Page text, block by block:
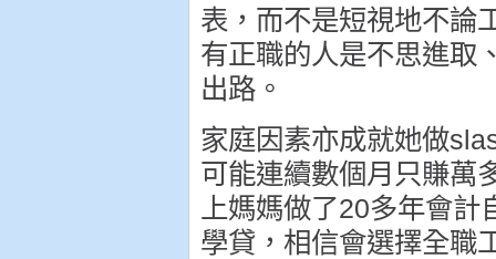
表，而不是短視地不論
有正職的人是不思進取
出路。
家庭因素亦成就她做
可能連續數個月只賺萬
上媽媽做了20多年會
學貸，相信會選擇全職